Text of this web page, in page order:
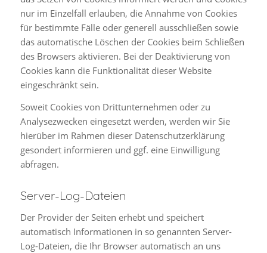
nur im Einzelfall erlauben, die Annahme von Cookies
für bestimmte Fälle oder generell ausschließen sowie
das automatische Löschen der Cookies beim Schließen
des Browsers aktivieren. Bei der Deaktivierung von
Cookies kann die Funktionalität dieser Website
eingeschränkt sein.
Soweit Cookies von Drittunternehmen oder zu
Analysezwecken eingesetzt werden, werden wir Sie
hierüber im Rahmen dieser Datenschutzerklärung
gesondert informieren und ggf. eine Einwilligung
abfragen.
Server-Log-Dateien
Der Provider der Seiten erhebt und speichert
automatisch Informationen in so genannten Server-
Log-Dateien, die Ihr Browser automatisch an uns